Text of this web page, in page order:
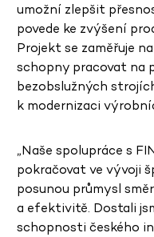
umožní zlepšit
povede ke zvýšení
Projekt se zaměřuje
schopny pracovat na
bezobslužných
k modernizaci
„Naše spolupráce s
pokračovat ve vývoji
posunou průmysl
a efektivitě. Dostali
schopnosti českého